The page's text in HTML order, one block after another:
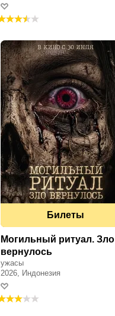
Могильный ритуал. Зло
вернулось
ужасы
2026, Индонезия
Билеты